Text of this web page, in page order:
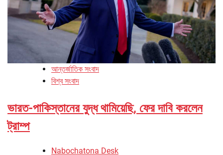
আন্তর্জাতিক সংবাদ
বিশ্ব সংবাদ
ভারত-পাকিস্তানের যুদ্ধ থামিয়েছি, ফের দাবি করলেন
ট্রাম্প
Nabochatona Desk